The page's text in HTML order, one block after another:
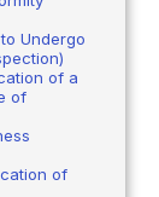
Undergo
of a
of
of